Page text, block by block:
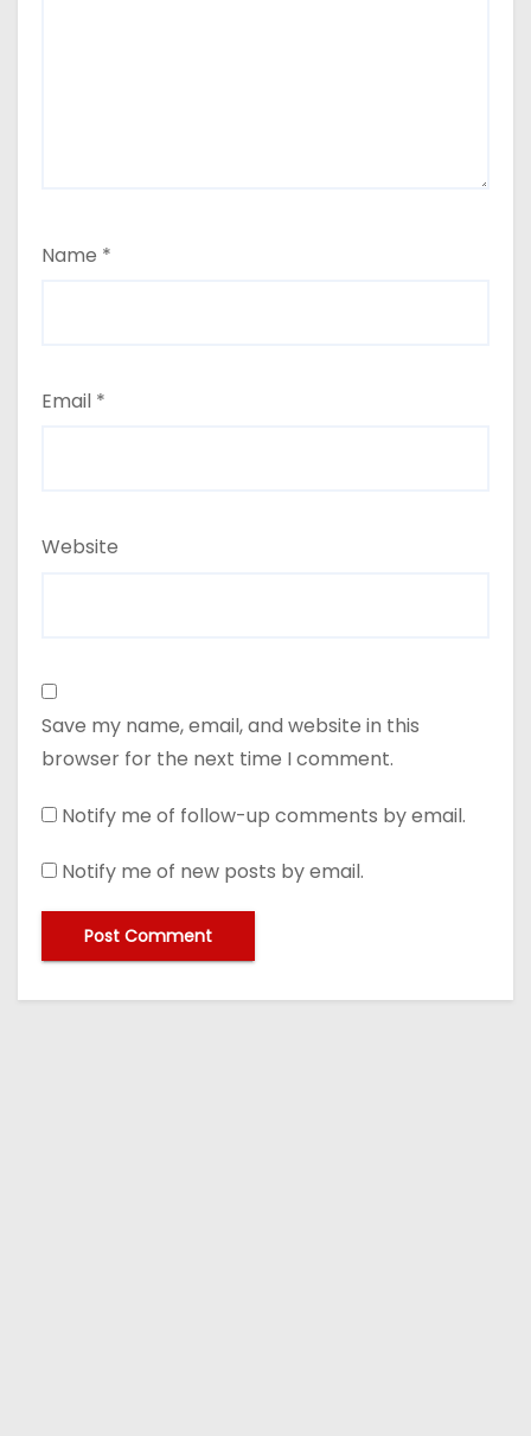
Name *
Email *
Website
Save my name, email, and website in this
browser for the next time I comment.
Notify me of follow-up comments by email.
Notify me of new posts by email.